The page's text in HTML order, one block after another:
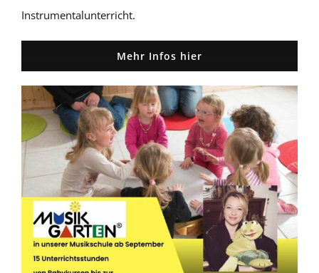
Instrumentalunterricht.
Mehr Infos hier